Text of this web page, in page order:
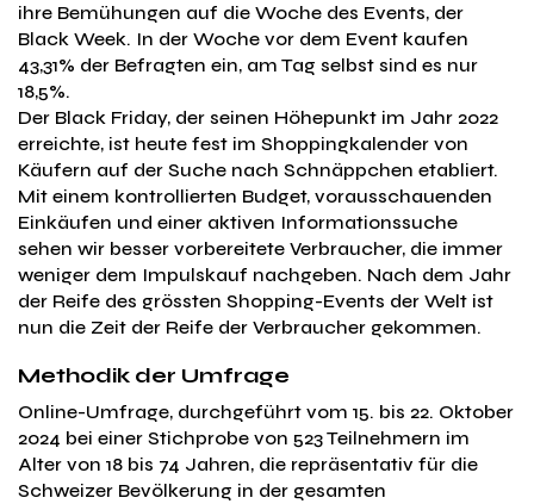
ihre Bemühungen auf die Woche des Events, der
Black Week. In der Woche vor dem Event kaufen
43,31% der Befragten ein, am Tag selbst sind es nur
18,5%.
Der Black Friday, der seinen Höhepunkt im Jahr 2022
erreichte, ist heute fest im Shoppingkalender von
Käufern auf der Suche nach Schnäppchen etabliert.
Mit einem kontrollierten Budget, vorausschauenden
Einkäufen und einer aktiven Informationssuche
sehen wir besser vorbereitete Verbraucher, die immer
weniger dem Impulskauf nachgeben. Nach dem Jahr
der Reife des grössten Shopping-Events der Welt ist
nun die Zeit der Reife der Verbraucher gekommen.
Methodik der Umfrage
Online-Umfrage, durchgeführt vom 15. bis 22. Oktober
2024 bei einer Stichprobe von 523 Teilnehmern im
Alter von 18 bis 74 Jahren, die repräsentativ für die
Schweizer Bevölkerung in der gesamten